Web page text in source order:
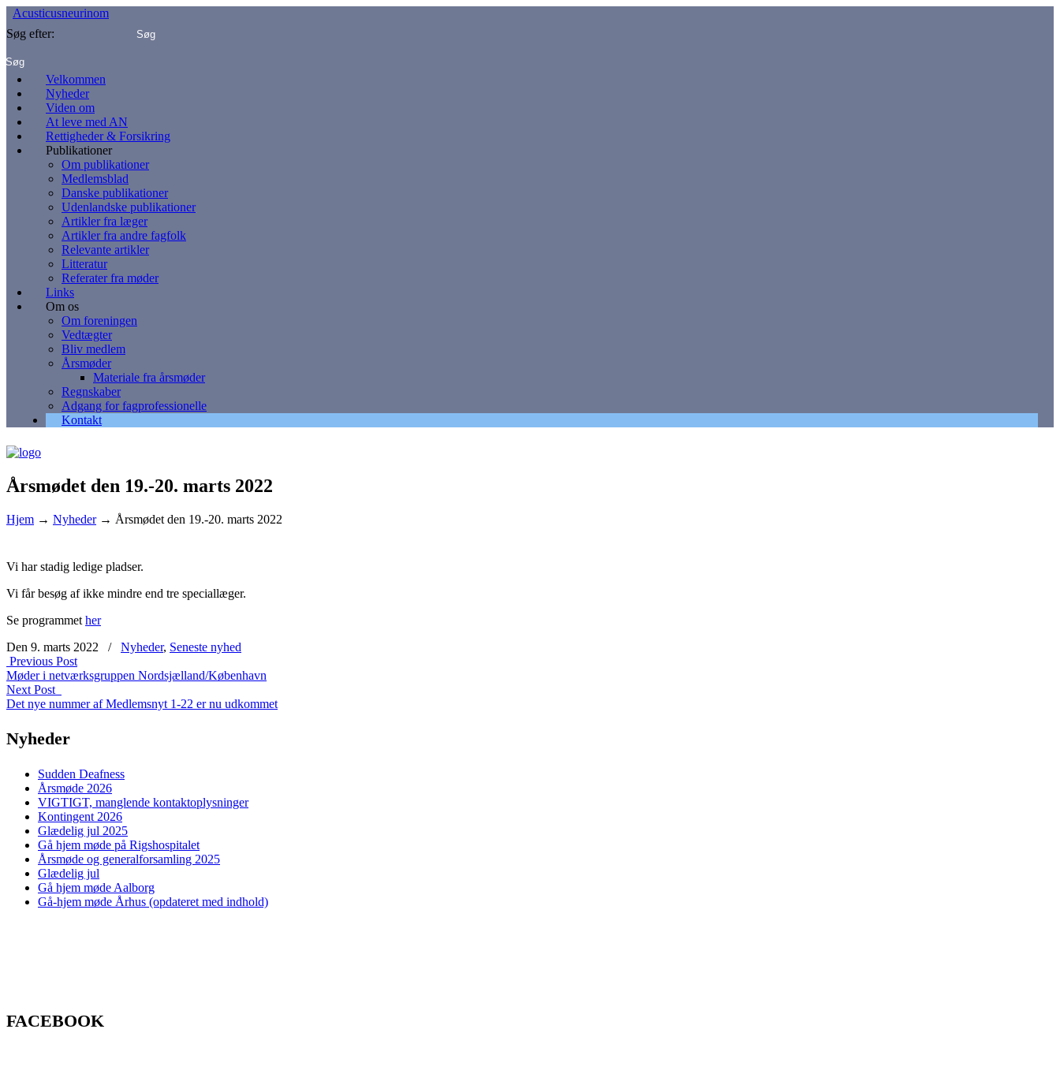
Acusticusneurinom
Søg efter:
Velkommen
Nyheder
Viden om
At leve med AN
Rettigheder & Forsikring
Publikationer
Om publikationer
Medlemsblad
Danske publikationer
Udenlandske publikationer
Artikler fra læger
Artikler fra andre fagfolk
Relevante artikler
Litteratur
Referater fra møder
Links
Om os
Om foreningen
Vedtægter
Bliv medlem
Årsmøder
Materiale fra årsmøder
Regnskaber
Adgang for fagprofessionelle
Kontakt
Årsmødet den 19.-20. marts 2022
Hjem → Nyheder→ Årsmødet den 19.-20. marts 2022
Vi har stadig ledige pladser.
Vi får besøg af ikke mindre end tre speciallæger.
Se programmet her
Den 9. marts 2022
/ Nyheder, Seneste nyhed
Previous Post
Møder i netværksgruppen Nordsjælland/København
Next Post
Det nye nummer af Medlemsnyt 1-22 er nu udkommet
Nyheder
Sudden Deafness
Årsmøde 2026
VIGTIGT, manglende kontaktoplysninger
Kontingent 2026
Glædelig jul 2025
Gå hjem møde på Rigshospitalet
Årsmøde og generalforsamling 2025
Glædelig jul
Gå hjem møde Aalborg
Gå-hjem møde Århus (opdateret med indhold)
FACEBOOK